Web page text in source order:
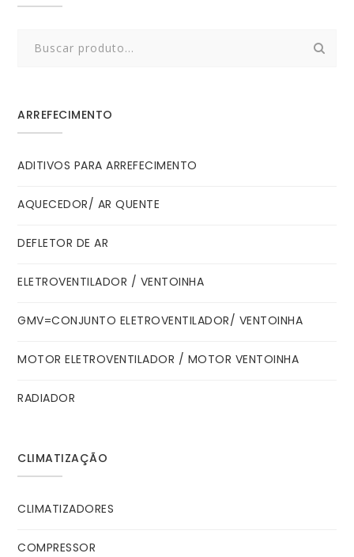
ARREFECIMENTO
ADITIVOS PARA ARREFECIMENTO
AQUECEDOR/ AR QUENTE
DEFLETOR DE AR
ELETROVENTILADOR / VENTOINHA
GMV=CONJUNTO ELETROVENTILADOR/ VENTOINHA
MOTOR ELETROVENTILADOR / MOTOR VENTOINHA
RADIADOR
CLIMATIZAÇÃO
CLIMATIZADORES
COMPRESSOR